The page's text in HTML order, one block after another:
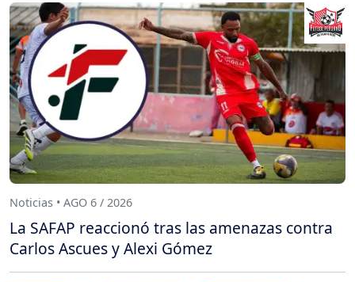
Noticias • AGO 6 / 2026
La SAFAP reaccionó tras las amenazas contra
Carlos Ascues y Alexi Gómez